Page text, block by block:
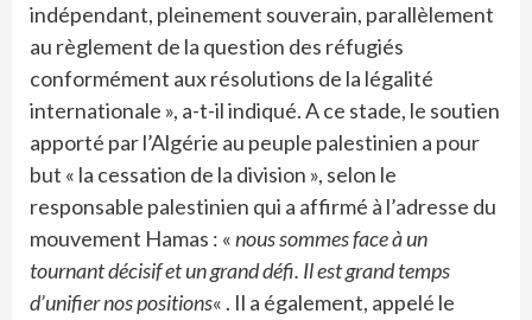
indépendant, pleinement souverain, parallèlement
au règlement de la question des réfugiés
conformément aux résolutions de la légalité
internationale », a-t-il indiqué. A ce stade, le soutien
apporté par l’Algérie au peuple palestinien a pour
but « la cessation de la division », selon le
responsable palestinien qui a affirmé à l’adresse du
mouvement Hamas : «nous sommes face à un
tournant décisif et un grand défi. Il est grand temps
d’unifier nos positions« . Il a également, appelé le